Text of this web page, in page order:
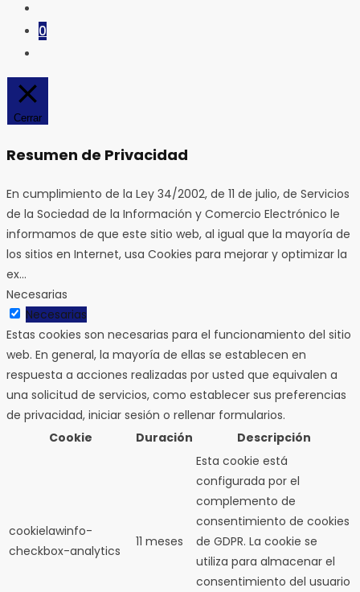
0
BÚSQUEDA
LA
Cerrar
Resumen de Privacidad
En cumplimiento de la Ley 34/2002, de 11 de julio, de Servicios
de la Sociedad de la Información y Comercio Electrónico le
informamos de que este sitio web, al igual que la mayoría de
los sitios en Internet, usa Cookies para mejorar y optimizar la
ex...
Necesarias
Necesarias
Estas cookies son necesarias para el funcionamiento del sitio
web. En general, la mayoría de ellas se establecen en
respuesta a acciones realizadas por usted que equivalen a
una solicitud de servicios, como establecer sus preferencias
de privacidad, iniciar sesión o rellenar formularios.
Cookie
Duración Descripción
cookielawinfo-
checkbox-analytics
11 meses
Esta cookie está
configurada por el
complemento de
consentimiento de cookies
de GDPR. La cookie se
utiliza para almacenar el
consentimiento del usuario